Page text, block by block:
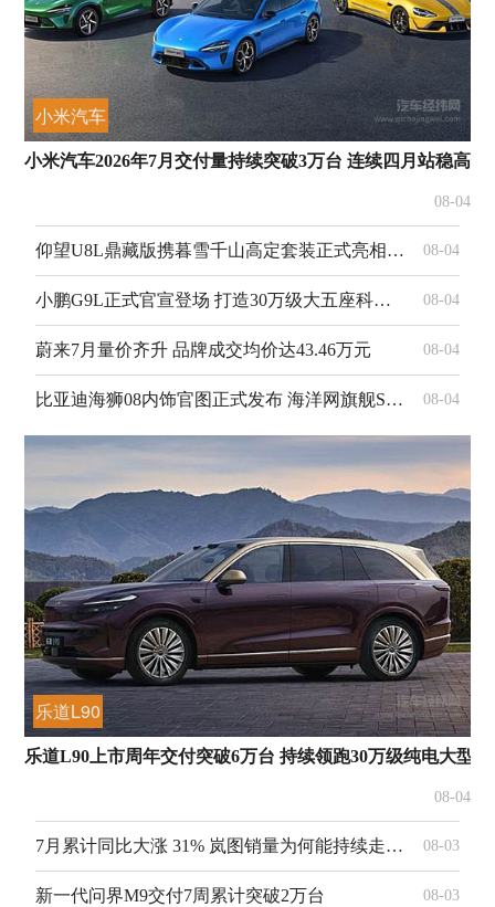
小米汽车
小米汽车2026年7月交付量持续突破3万台 连续四月站稳高端
08-04
仰望U8L鼎藏版携暮雪千山高定套装正式亮相 重塑国产顶奢SUV标杆 08-04
小鹏G9L正式官宣登场 打造30万级大五座科技旗舰新标杆 08-04
蔚来7月量价齐升 品牌成交均价达43.46万元 08-04
比亚迪海狮08内饰官图正式发布 海洋网旗舰SUV质感升级 08-04
乐道L90
乐道L90上市周年交付突破6万台 持续领跑30万级纯电大型
08-04
7月累计同比大涨 31% 岚图销量为何能持续走高？ 08-03
新一代问界M9交付7周累计突破2万台 08-03